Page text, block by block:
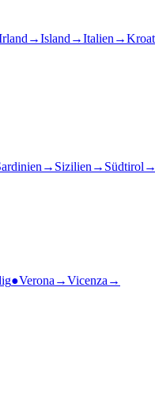
→Island →Italien →
→ Sizilien → Südtirol →
●Verona →Vicenza →